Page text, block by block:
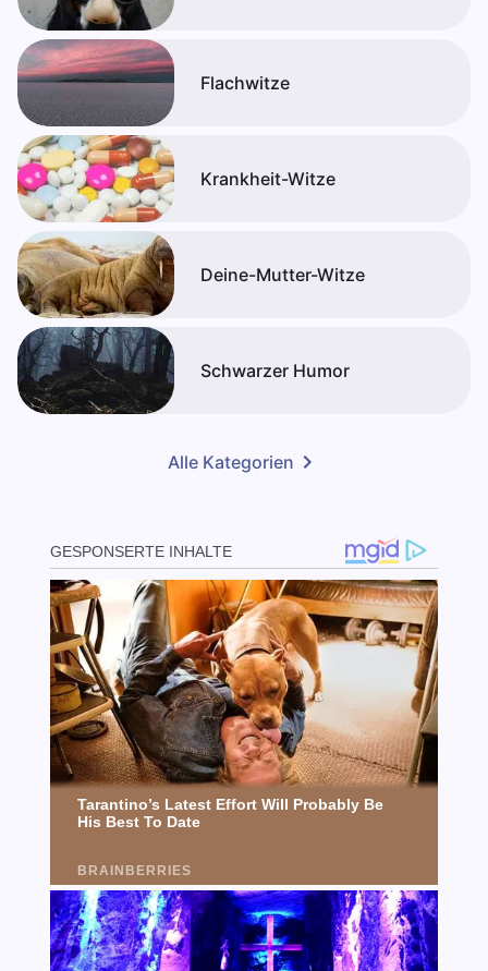
Flachwitze
Krankheit-Witze
Deine-Mutter-Witze
Schwarzer Humor
Alle Kategorien